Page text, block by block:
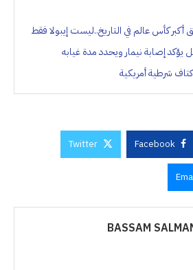
كأس عالم في التاريخ..ليست إيبولا فقط
يؤكد إصابة نيمار ويحدد مدة غيابه
شرطية أمريكية
Facebook
Twitter
BASSAM